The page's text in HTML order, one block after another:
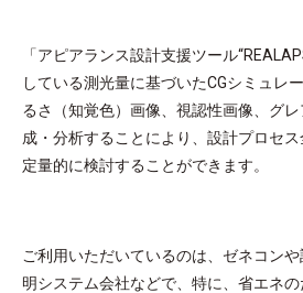
「アピアランス設計支援ツール
している測光量に基づいたCGシミュレ
るさ（知覚色）画像、視認性画像、グ
成・分析することにより、設計プロセ
定量的に検討することができます。
ご利用いただいているのは、ゼネコン
明システム会社などで、特に、省エネ